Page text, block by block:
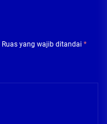
Ruas yang wajib ditandai *